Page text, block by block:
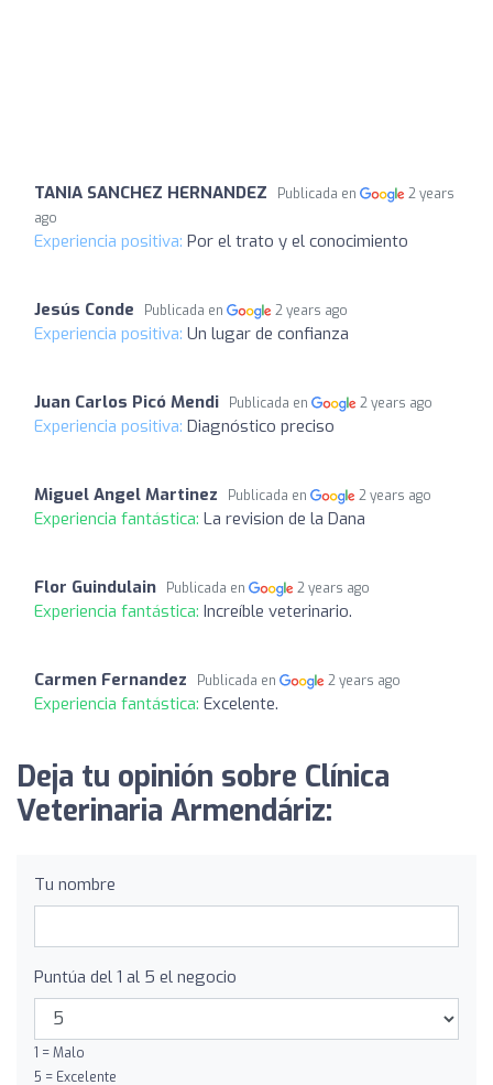
TANIA SANCHEZ HERNANDEZ Publicada en
2 years
ago
Experiencia positiva: Por el trato y el conocimiento
Jesús Conde Publicada en 2 years ago
Experiencia positiva: Un lugar de confianza
Juan Carlos Picó Mendi Publicada en 2 years ago
Experiencia positiva: Diagnóstico preciso
Miguel Angel Martinez Publicada en 2 years ago
Experiencia fantástica: La revision de la Dana
Flor Guindulain Publicada en 2 years ago
Experiencia fantástica: Increíble veterinario.
Carmen Fernandez Publicada en 2 years ago
Experiencia fantástica: Excelente.
Deja tu opinión sobre Clínica
Veterinaria Armendáriz:
Tu nombre
Puntúa del 1 al 5 el negocio
1 = Malo
5 = Excelente